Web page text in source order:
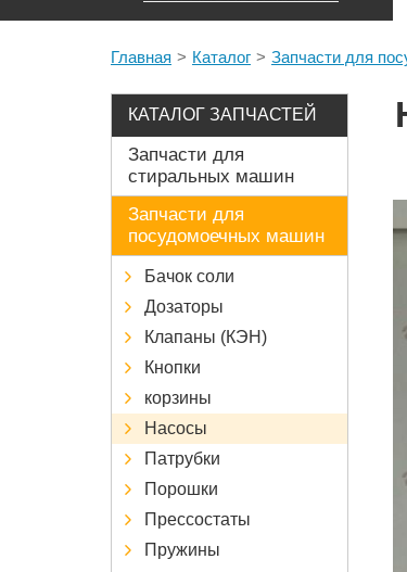
Главная Каталог Запчасти для
КАТАЛОГ ЗАПЧАСТЕЙ
Запчасти для
стиральных машин
Запчасти для
посудомоечных машин
Бачок соли
Дозаторы
Клапаны (КЭН)
Кнопки
корзины
Насосы
Патрубки
Порошки
Прессостаты
Пружины